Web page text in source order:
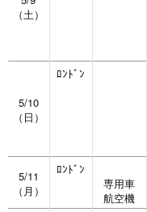
（土）
5/10
（日）
ﾛﾝﾄﾞﾝ
5/11
（月）
ﾛﾝﾄﾞﾝ
専用車
航空機